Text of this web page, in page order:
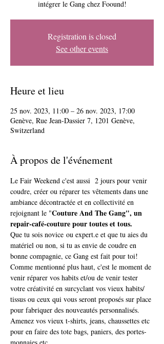
intégrer le Gang chez Foound!
Registration is closed
See other events
Heure et lieu
25 nov. 2023, 11:00 – 26 nov. 2023, 17:00
Genève, Rue Jean-Dassier 7, 1201 Genève,
Switzerland
À propos de l'événement
Le Fair Weekend c'est aussi  2 jours pour venir
coudre, créer ou réparer tes vêtements dans une
ambiance décontractée et en collectivité en
rejoignant le "Couture And The Gang", un
repair-café-couture pour toutes et tous.
Que tu sois novice ou expert.e et que tu aies du
matériel ou non, si tu as envie de coudre en
bonne compagnie, ce Gang est fait pour toi!
Comme mentionné plus haut, c'est le moment de
venir réparer vos habits et/ou de venir tester
votre créativité en surcyclant vos vieux habits/
tissus ou ceux qui vous seront proposés sur place
pour fabriquer des nouveautés personnalisés.
Amenez vos vieux t-shirts, jeans, chaussettes etc
pour en faire des tote bags, paniers, des portes-